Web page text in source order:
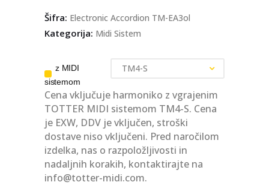
Šifra: Electronic Accordion TM-EA3ol
Kategorija: Midi Sistem
z MIDI
sistemom
TM4-S
Cena vključuje harmoniko z vgrajenim
TOTTER MIDI sistemom TM4-S. Cena
je EXW, DDV je vključen, stroški
dostave niso vključeni. Pred naročilom
izdelka, nas o razpoložljivosti in
nadaljnih korakih, kontaktirajte na
info@totter-midi.com.